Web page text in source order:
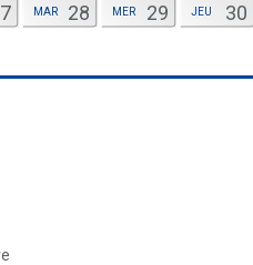
MAR 28 MER 29 JEU 30